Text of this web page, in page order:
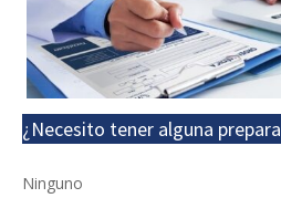
¿Necesito tener alguna
Ninguno